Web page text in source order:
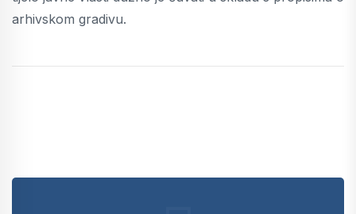
arhivskom gradivu.